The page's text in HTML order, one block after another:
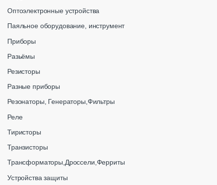
Оптоэлектронные устройства
Паяльное оборудование, инструмент
Приборы
Разьёмы
Резисторы
Разные приборы
Резонаторы, Генераторы,Фильтры
Реле
Тиристоры
Транзисторы
Трансформаторы,Дроссели,Ферриты
Устройства защиты